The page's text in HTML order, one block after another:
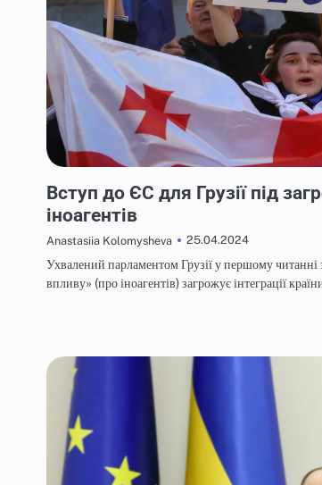
Вступ до ЄС для Грузії під
іноагентів
Anastasiia Kolomysheva 25.04.2024
Ухвалений парламентом Грузії у першому читанні
впливу» (про іноагентів) загрожує інтеграції